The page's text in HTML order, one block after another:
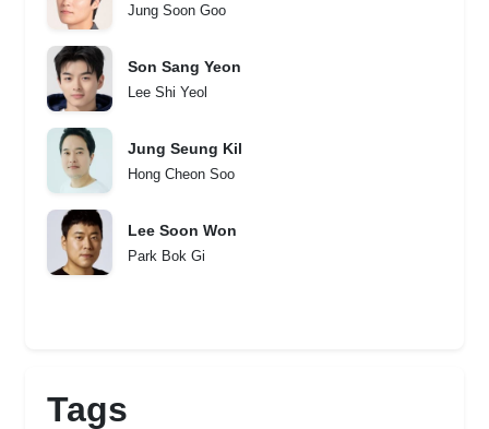
Jung Soon Goo
Son Sang Yeon
Lee Shi Yeol
Jung Seung Kil
Hong Cheon Soo
Lee Soon Won
Park Bok Gi
Tags